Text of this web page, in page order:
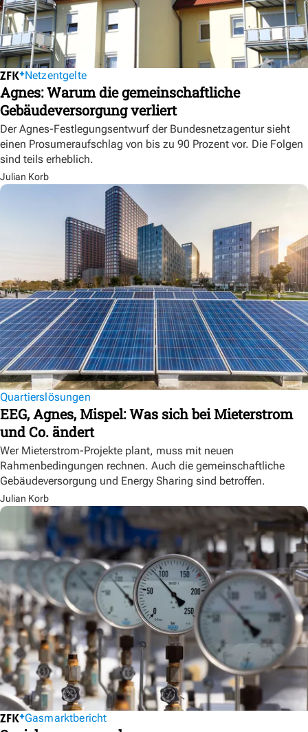
Netzentgelte
Agnes: Warum die gemeinschaftliche
Gebäudeversorgung verliert
Der Agnes-Festlegungsentwurf der Bundesnetzagentur sieht
einen Prosumeraufschlag von bis zu 90 Prozent vor. Die Folgen
sind teils erheblich.
Julian Korb
Quartierslösungen
EEG, Agnes, Mispel: Was sich bei Mieterstrom
und Co. ändert
Wer Mieterstrom-Projekte plant, muss mit neuen
Rahmenbedingungen rechnen. Auch die gemeinschaftliche
Gebäudeversorgung und Energy Sharing sind betroffen.
Julian Korb
Gasmarktbericht